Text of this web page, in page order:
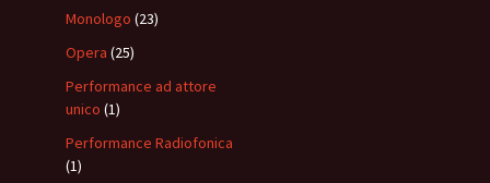
Monologo (23)
Opera (25)
Performance ad attore
unico (1)
Performance Radiofonica
(1)